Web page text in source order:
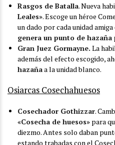
Rasgos de Batalla. Nueva
Leales». Escoge un héroe
un dado por cada unidad
genera un punto de hazaña
Gran Juez Gormayne. La
además del efecto escogido,
hazañaa la unidad blanco.
Osiarcas Cosechahuesos
Cosechador Gothizzar.
«Cosecha de huesos» para
diezmo. Antes solo daban
estando trabadas con el